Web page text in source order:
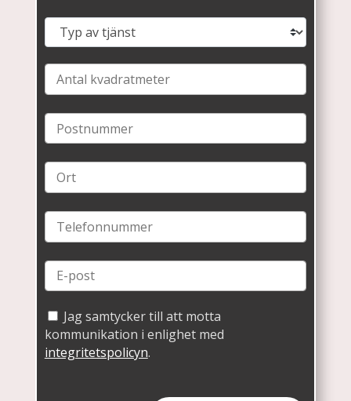
Jag samtycker till att motta
kommunikation i enlighet med
integritetspolicyn.